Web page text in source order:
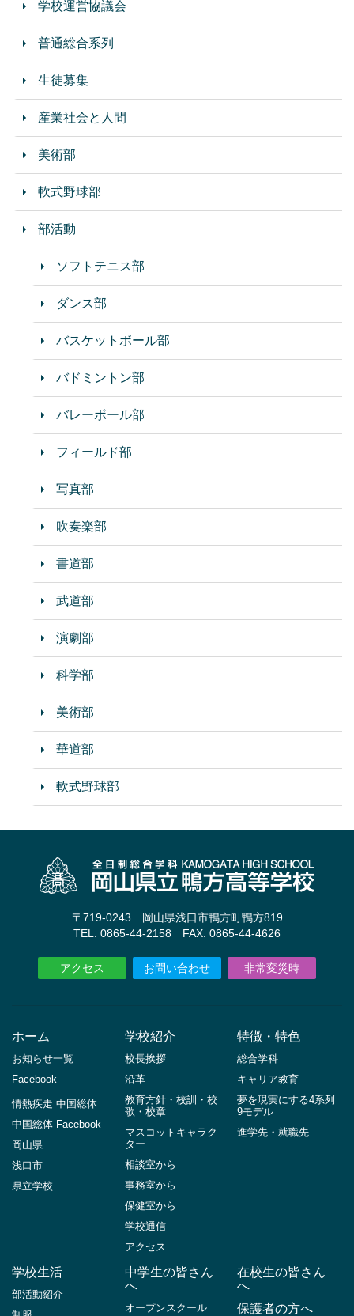
学校運営協議会
普通総合系列
生徒募集
産業社会と人間
美術部
軟式野球部
部活動
ソフトテニス部
ダンス部
バスケットボール部
バドミントン部
バレーボール部
フィールド部
写真部
吹奏楽部
書道部
武道部
演劇部
科学部
美術部
華道部
軟式野球部
〒719-0243 岡山県浅口市鴨方町鴨方819
TEL: 0865-44-2158 FAX: 0865-44-4626
アクセス お問い合わせ 非常変災時
ホーム
お知らせ一覧
Facebook
情熱疾走 中国総体
中国総体 Facebook
岡山県
浅口市
県立学校
学校紹介
校長挨拶
沿革
教育方針・校訓・校
歌・校章
マスコットキャラク
ター
相談室から
事務室から
保健室から
学校通信
アクセス
特徴・特色
総合学科
キャリア教育
夢を現実にする4系列
9モデル
進学先・就職先
学校生活
部活動紹介
中学生の皆さん
へ
オープンスクール
在校生の皆さん
へ
保護者の方へ